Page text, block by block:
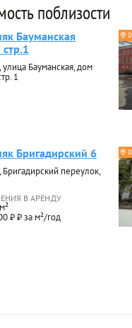
поблизости
Бауманская
улица Бауманская, дом
1
Бригадирский 6
Бригадирский переулок,
В АРЕНДУ
₽ ₽ за м²/год